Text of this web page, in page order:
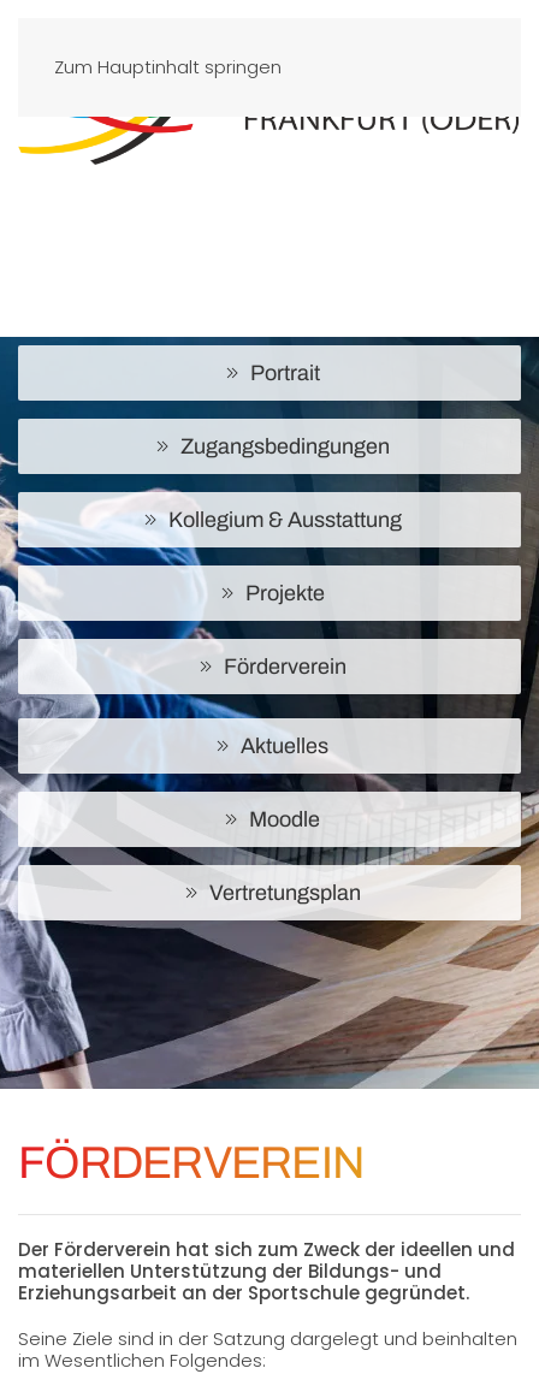
Zum Hauptinhalt springen
Portrait
Zugangsbedingungen
Kollegium & Ausstattung
Projekte
Förderverein
Aktuelles
Moodle
Vertretungsplan
FÖRDERVEREIN
Der Förderverein hat sich zum Zweck der ideellen und
materiellen Unterstützung der Bildungs- und
Erziehungsarbeit an der Sportschule gegründet.
Seine Ziele sind in der Satzung dargelegt und beinhalten
im Wesentlichen Folgendes: